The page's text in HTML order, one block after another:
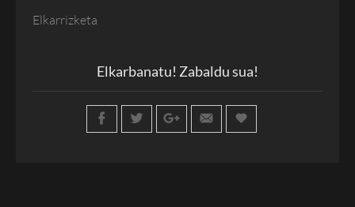
Elkarrizketa
Elkarbanatu! Zabaldu sua!